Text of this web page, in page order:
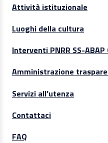
Attività istituzionale
Luoghi della cultura
Interventi PNRR SS-ABAP
Amministrazione
Servizi all’utenza
Contattaci
FAQ